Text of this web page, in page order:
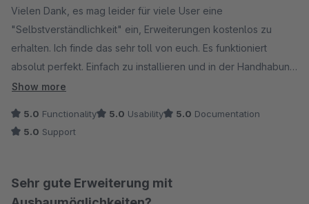
Vielen Dank, es mag leider für viele User eine
"Selbstverständlichkeit" ein, Erweiterungen kostenlos zu
erhalten. Ich finde das sehr toll von euch. Es funktioniert
absolut perfekt. Einfach zu installieren und in der Handhabung
ist es perfekt. Vielen Dank, dass ihr uns diese Erweiterung zur
Show more
5.0 Functionality 5.0 Usability 5.0 Documentation
5.0 Support
Sehr gute Erweiterung mit